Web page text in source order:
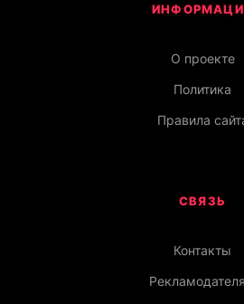
О проекте
Политика
Правила
СВЯЗЬ
Контакты